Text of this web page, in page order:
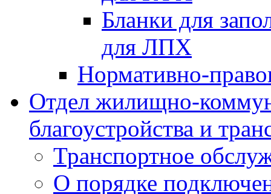
Бланки для
для ЛПХ
Нормативно-
Отдел жилищно-
благоустройства и
Транспортное
О порядке